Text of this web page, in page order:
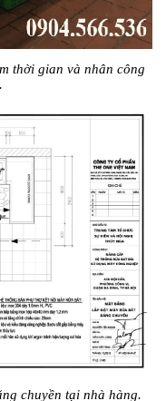
thời gian và nhân công
chuyền tại nhà hàng.